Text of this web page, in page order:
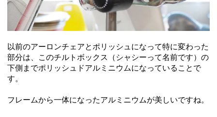
以前のアーロンチェアとポリッシュになって特に変わった
部分は、このチルトボックス（シャシーって名前です）の
下側までポリッシュドアルミニウムになっていることで
す。
フレームから一体になったアルミニウムが美しいですね。